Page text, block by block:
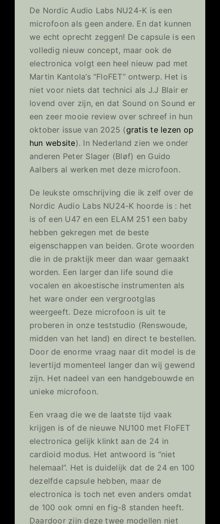
De Nordic Audio Labs NU24-K is een
microfoon als geen andere. En dat kunnen
we echt oprecht zeggen! De capsule is een
volledig nieuw concept, maar ook de
electronica volgt een heel nieuw pad met
Martin Kantola’s “FloFET” ontwerp. Het is
niet voor niets dat technici als J.J Blair er
lovend over zijn, en dat Sound on Sound er
een zeer mooie review over schreef in hun
oktober issue van 2025 (gratis te lezen op
hun website). In Nederland zien we onder
anderen Peter Slager (Bløf) en Guido
Aalbers al werken met deze microfoon.
De leukste omschrijving die ik zelf over de
Nordic Audio Labs NU24-K hoorde is : het
is of een U47 en een ELAM 251 een baby
hebben gekregen met de beste
eigenschappen van beiden. Grote woorden
die in de praktijk meer dan waar gemaakt
worden. Een larger dan life sound die
vocalen en akoestische instrumenten als
het ware onder een vergrootglas
weergeeft. Deze microfoon is uit te
proberen in onze teststudio (Renswoude,
midden van het land) en direct te bestellen.
Door de enorme vraag naar dit model is de
levertijd momenteel langer dan wij gewend
zijn. Het nadeel van een handgebouwde en
unieke microfoon.
Een vraag die we de laatste tijd vaak
krijgen is of de nieuwe NU100 met FloFET
electronica gelijk klinkt aan de 24 in
cardioid modus. Het antwoord is “niet
helemaal”. Het is duidelijk dat de 24 en 100
dezelfde capsule hebben, maar de
electronica is toch net even anders omdat
de 100 ook omni en fig-8 standen heeft.
Daardoor zijn deze twee modellen niet